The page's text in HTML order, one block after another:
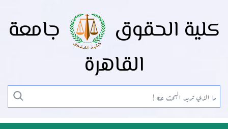
كلية الحقوق
جامعة
القاهرة